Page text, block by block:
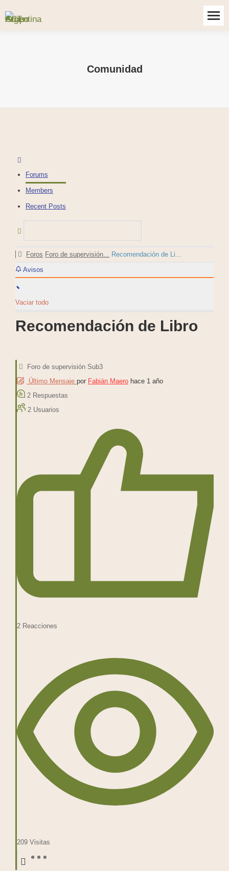
Comunidad
Forums
Members
Recent Posts
Foros Foro de supervisión... Recomendación de Li...
Avisos
Vaciar todo
Recomendación de Libro
Foro de supervisión Sub3
Último Mensaje por Fabián Maero hace 1 año
2 Respuestas
2 Usuarios
2 Reacciones
209 Visitas